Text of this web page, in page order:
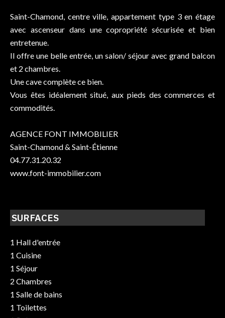
Saint-Chamond, centre ville, appartement type 3 en étage
avec ascenseur dans une copropriété sécurisée et bien
entretenue.
Il offre une belle entrée, un salon/ séjour avec grand balcon
et 2 chambres.
Une cave complète ce bien.
Vous êtes idéalement situé, aux pieds des commerces et
commodités.
AGENCE FONT IMMOBILIER
Saint-Chamond & Saint-Étienne
04.77.31.20.32
www.font-immobilier.com
SURFACES
1 Hall d'entrée
1 Cuisine
1 Séjour
2 Chambres
1 Salle de bains
1 Toilettes